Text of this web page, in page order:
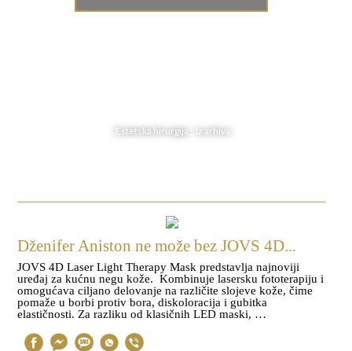
Estetska hirurgija, Iz arhiva
Dženifer Aniston ne može bez JOVS 4D...
JOVS 4D Laser Light Therapy Mask predstavlja najnoviji
uređaj za kućnu negu kože. Kombinuje lasersku fototerapiju i
omogućava ciljano delovanje na različite slojeve kože, čime
pomaže u borbi protiv bora, diskoloracija i gubitka
elastičnosti. Za razliku od klasičnih LED maski, …